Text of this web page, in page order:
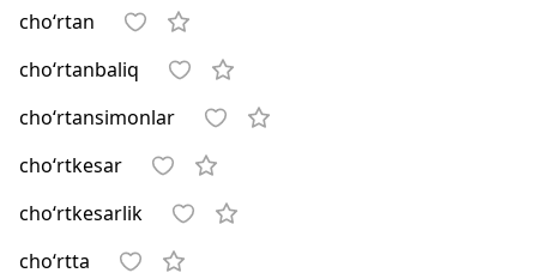
cho‘rtan
cho‘rtanbaliq
cho‘rtansimonlar
cho‘rtkesar
cho‘rtkesarlik
cho‘rtta